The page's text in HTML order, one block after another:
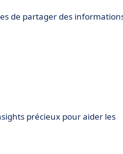
de partager des
précieux pour aider les